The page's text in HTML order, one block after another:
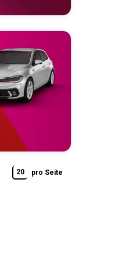
20 pro Seite